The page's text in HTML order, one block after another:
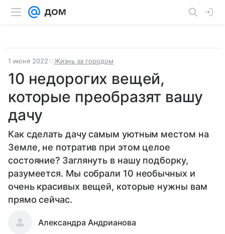
1 июня 2022 Жизнь за городом
10 недорогих вещей,
которые преобразят вашу
дачу
Как сделать дачу самым уютным местом на
Земле, не потратив при этом целое
состояние? Заглянуть в нашу подборку,
разумеется. Мы собрали 10 необычных и
очень красивых вещей, которые нужны вам
прямо сейчас.
Александра Андрианова